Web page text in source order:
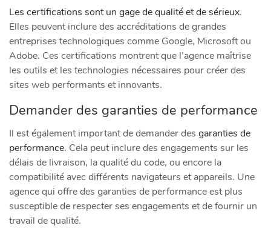
Les certifications sont un gage de qualité et de sérieux.
Elles peuvent inclure des accréditations de grandes
entreprises technologiques comme Google, Microsoft ou
Adobe. Ces certifications montrent que l’agence maîtrise
les outils et les technologies nécessaires pour créer des
sites web performants et innovants.
Demander des garanties de performance
Il est également important de demander des garanties de
performance. Cela peut inclure des engagements sur les
délais de livraison, la qualité du code, ou encore la
compatibilité avec différents navigateurs et appareils. Une
agence qui offre des garanties de performance est plus
susceptible de respecter ses engagements et de fournir un
travail de qualité.